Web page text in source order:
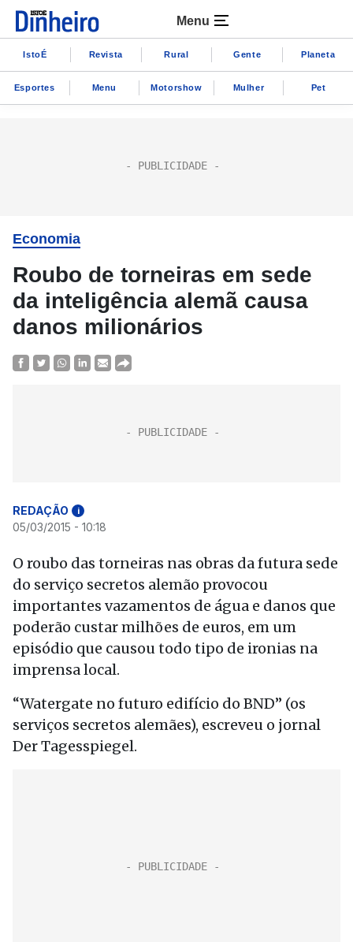
Menu
IstoÉ Revista Rural Gente Planeta
Esportes Menu Motorshow Mulher Pet
Economia
Roubo de torneiras em sede
da inteligência alemã causa
danos milionários
REDAÇÃO i
05/03/2015 - 10:18
O roubo das torneiras nas obras da futura sede
do serviço secretos alemão provocou
importantes vazamentos de água e danos que
poderão custar milhões de euros, em um
episódio que causou todo tipo de ironias na
imprensa local.
“Watergate no futuro edifício do BND” (os
serviços secretos alemães), escreveu o jornal
Der Tagesspiegel.